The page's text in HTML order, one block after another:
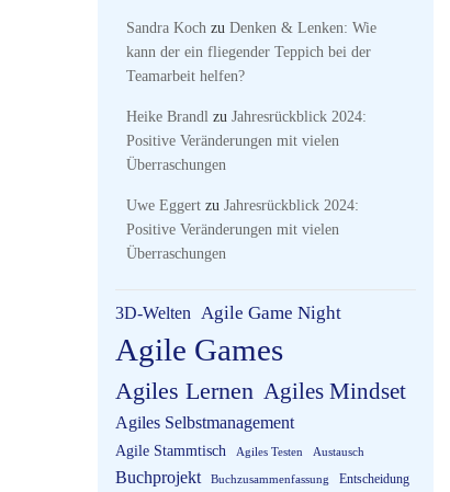
Sandra Koch zu Denken & Lenken: Wie
kann der ein fliegender Teppich bei der
Teamarbeit helfen?
Heike Brandl zu Jahresrückblick 2024:
Positive Veränderungen mit vielen
Überraschungen
Uwe Eggert zu Jahresrückblick 2024:
Positive Veränderungen mit vielen
Überraschungen
3D-Welten Agile Game Night
Agile Games
Agiles Lernen Agiles Mindset
Agiles Selbstmanagement
Agile Stammtisch Agiles Testen Austausch
Buchprojekt Buchzusammenfassung
Entscheidung